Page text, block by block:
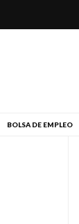
BOLSA DE EMPLEO